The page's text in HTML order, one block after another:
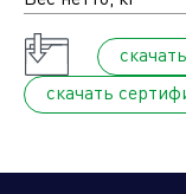
cкачать